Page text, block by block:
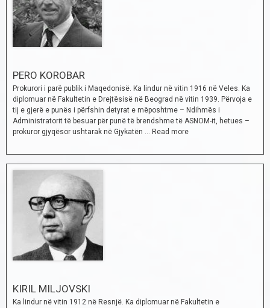
PERO KOROBAR
Prokurori i parë publik i Maqedonisë. Ka lindur në vitin 1916 në Veles. Ka
diplomuar në Fakultetin e Drejtësisë në Beograd në vitin 1939. Përvoja e
tij e gjerë e punës i përfshin detyrat e mëposhtme – Ndihmës i
Administratorit të besuar për punë të brendshme të ASNOM-it, hetues –
prokuror gjyqësor ushtarak në Gjykatën … Read more
KIRIL MILJOVSKI
Ka lindur në vitin 1912 në Resnjë. Ka diplomuar në Fakultetin e